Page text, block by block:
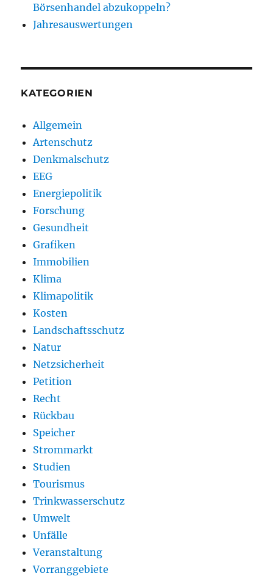
Börsenhandel abzukoppeln?
Jahresauswertungen
KATEGORIEN
Allgemein
Artenschutz
Denkmalschutz
EEG
Energiepolitik
Forschung
Gesundheit
Grafiken
Immobilien
Klima
Klimapolitik
Kosten
Landschaftsschutz
Natur
Netzsicherheit
Petition
Recht
Rückbau
Speicher
Strommarkt
Studien
Tourismus
Trinkwasserschutz
Umwelt
Unfälle
Veranstaltung
Vorranggebiete